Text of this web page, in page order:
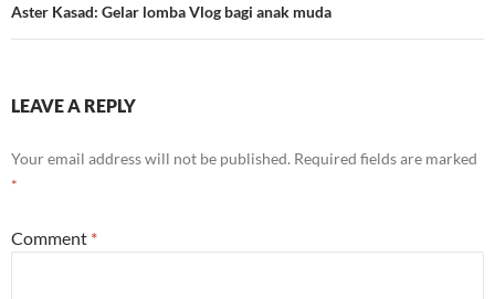
Aster Kasad: Gelar lomba Vlog bagi anak muda
LEAVE A REPLY
Your email address will not be published. Required fields are marked
*
Comment *